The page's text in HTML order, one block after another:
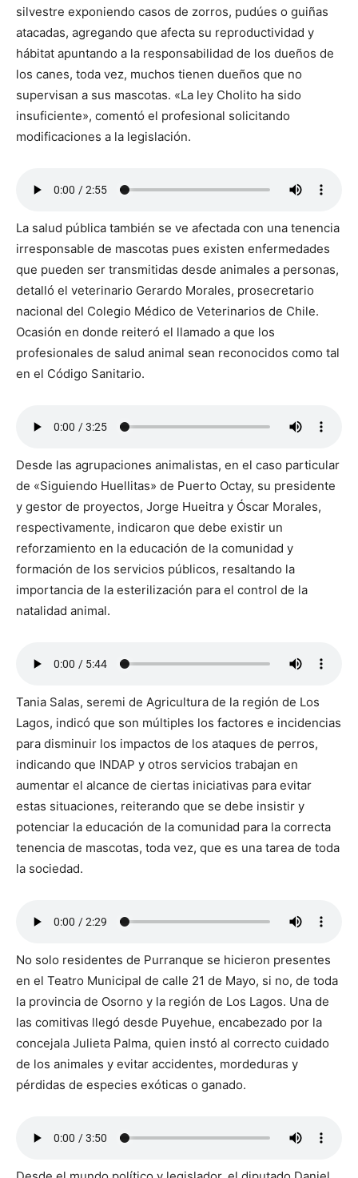
silvestre exponiendo casos de zorros, pudúes o guiñas
atacadas, agregando que afecta su reproductividad y
hábitat apuntando a la responsabilidad de los dueños de
los canes, toda vez, muchos tienen dueños que no
supervisan a sus mascotas. «La ley Cholito ha sido
insuficiente», comentó el profesional solicitando
modificaciones a la legislación.
La salud pública también se ve afectada con una tenencia
irresponsable de mascotas pues existen enfermedades
que pueden ser transmitidas desde animales a personas,
detalló el veterinario Gerardo Morales, prosecretario
nacional del Colegio Médico de Veterinarios de Chile.
Ocasión en donde reiteró el llamado a que los
profesionales de salud animal sean reconocidos como tal
en el Código Sanitario.
Desde las agrupaciones animalistas, en el caso particular
de «Siguiendo Huellitas» de Puerto Octay, su presidente
y gestor de proyectos, Jorge Hueitra y Óscar Morales,
respectivamente, indicaron que debe existir un
reforzamiento en la educación de la comunidad y
formación de los servicios públicos, resaltando la
importancia de la esterilización para el control de la
natalidad animal.
Tania Salas, seremi de Agricultura de la región de Los
Lagos, indicó que son múltiples los factores e incidencias
para disminuir los impactos de los ataques de perros,
indicando que INDAP y otros servicios trabajan en
aumentar el alcance de ciertas iniciativas para evitar
estas situaciones, reiterando que se debe insistir y
potenciar la educación de la comunidad para la correcta
tenencia de mascotas, toda vez, que es una tarea de toda
la sociedad.
No solo residentes de Purranque se hicieron presentes
en el Teatro Municipal de calle 21 de Mayo, si no, de toda
la provincia de Osorno y la región de Los Lagos. Una de
las comitivas llegó desde Puyehue, encabezado por la
concejala Julieta Palma, quien instó al correcto cuidado
de los animales y evitar accidentes, mordeduras y
pérdidas de especies exóticas o ganado.